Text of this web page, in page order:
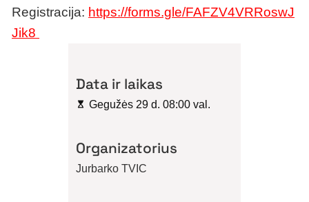
Registracija: https://forms.gle/FAFZV4VRRoswJ
Jik8
Data ir laikas
Gegužės 29 d. 08:00 val.
Organizatorius
Jurbarko TVIC